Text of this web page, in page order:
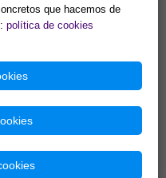
ENTRELAZADO
que hacemos de
política de cookies